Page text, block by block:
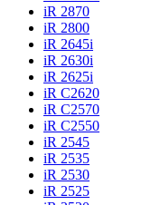
iR 2870
iR 2800
iR 2645i
iR 2630i
iR 2625i
iR C2620
iR C2570
iR C2550
iR 2545
iR 2535
iR 2530
iR 2525